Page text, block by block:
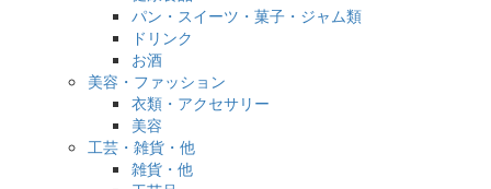
パン・スイーツ・菓子・ジャム類
ドリンク
お酒
美容・ファッション
衣類・アクセサリー
美容
工芸・雑貨・他
雑貨・他